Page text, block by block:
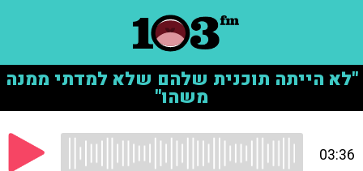
"לא הייתה תוכנית שלהם שלא למדתי ממנה
משהו"
03:36